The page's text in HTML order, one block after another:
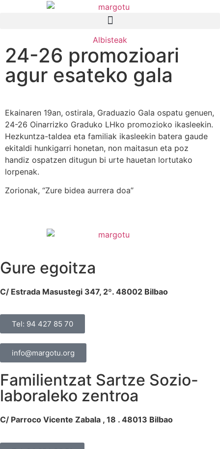
Albisteak
24-26 promozioari
agur esateko gala
Ekainaren 19an, ostirala, Graduazio Gala ospatu genuen,
24-26 Oinarrizko Graduko LHko promozioko ikasleekin.
Hezkuntza-taldea eta familiak ikasleekin batera gaude
ekitaldi hunkigarri honetan, non maitasun eta poz
handiz ospatzen ditugun bi urte hauetan lortutako
lorpenak.
Zorionak, “Zure bidea aurrera doa”
Gure egoitza
C/ Estrada Masustegi 347, 2º. 48002 Bilbao
Tel: 94 427 85 70
info@margotu.org
Familientzat Sartze Sozio-
laboraleko zentroa
C/ Parroco Vicente Zabala , 18 . 48013 Bilbao